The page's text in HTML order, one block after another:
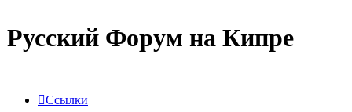
Русский Форум на Кипре
Ссылки